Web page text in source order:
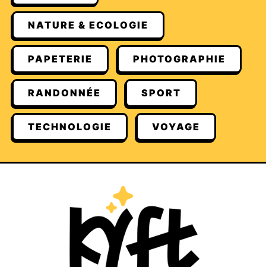
NATURE & ECOLOGIE
PAPETERIE PHOTOGRAPHIE
RANDONNÉE SPORT
TECHNOLOGIE VOYAGE